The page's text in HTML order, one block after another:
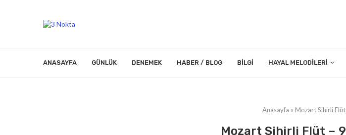
ANASAYFA GÜNLÜK DENEMEK HABER / BLOG BILGI HAYAL MELODILERI
Anasayfa » Mozart Sihirli Flüt
Mozart Sihirli Flüt –